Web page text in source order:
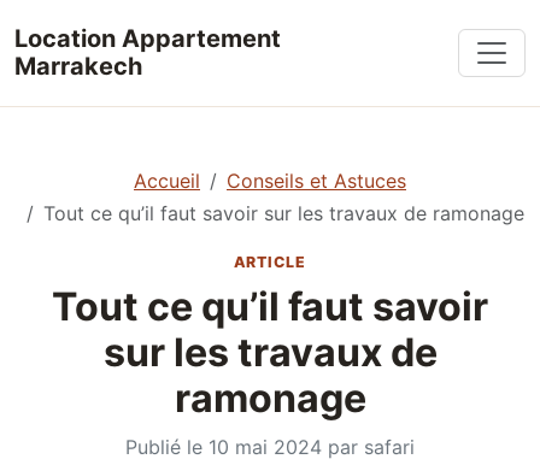
Location Appartement
Marrakech
Accueil
Conseils et Astuces
Tout ce qu’il faut savoir sur les travaux de ramonage
ARTICLE
Tout ce qu’il faut savoir
sur les travaux de
ramonage
Publié le 10 mai 2024 par safari